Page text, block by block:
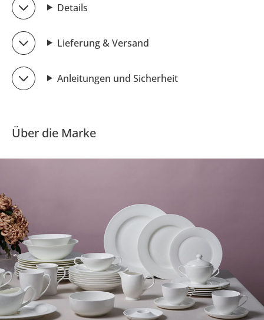
Details
Lieferung & Versand
Anleitungen und Sicherheit
Über die Marke